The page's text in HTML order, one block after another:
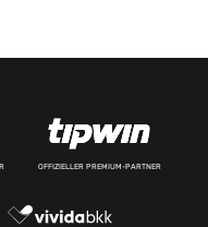
OFFIZIELLER PREMIUM-PARTNER